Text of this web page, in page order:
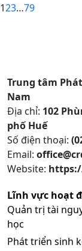
123…79
Trung tâm
Nam
Địa chỉ: 102
phố Huế
Số điện thoại:
Email:
Website:
Lĩnh vực hoạt
Quản trị tài
học
Phát triển sinh